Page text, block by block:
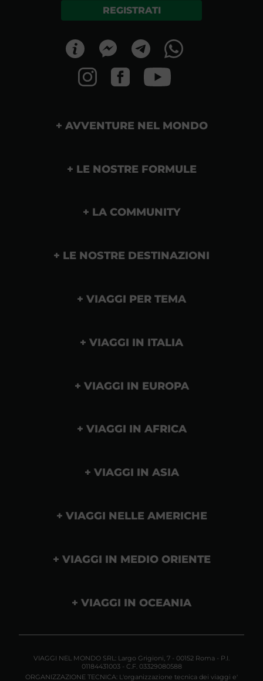
REGISTRATI
AVVENTURE NEL MONDO
LE NOSTRE FORMULE
LA COMMUNITY
LE NOSTRE DESTINAZIONI
VIAGGI PER TEMA
VIAGGI IN ITALIA
VIAGGI IN EUROPA
VIAGGI IN AFRICA
VIAGGI IN ASIA
VIAGGI NELLE AMERICHE
VIAGGI IN MEDIO ORIENTE
VIAGGI IN OCEANIA
VIAGGI NEL MONDO SRL: Largo Grigioni, 7 - 00152 Roma - P.I.
01184431003 - C.F. 03329080588
ORGANIZZAZIONE TECNICA: L'organizzazione tecnica dei viaggi e'